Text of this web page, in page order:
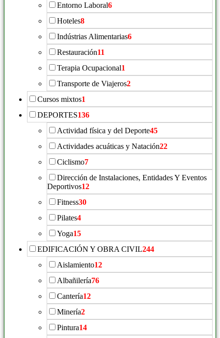
Entorno Laboral6
Hoteles8
Indústrias Alimentarias6
Restauración11
Terapia Ocupacional1
Transporte de Viajeros2
Cursos mixtos1
DEPORTES136
Actividad física y del Deporte45
Actividades acuáticas y Natación22
Ciclismo7
Dirección de Instalaciones, Entidades Y Eventos
Deportivos12
Fitness30
Pilates4
Yoga15
EDIFICACIÓN Y OBRA CIVIL244
Aislamiento12
Albañilería76
Cantería12
Minería2
Pintura14